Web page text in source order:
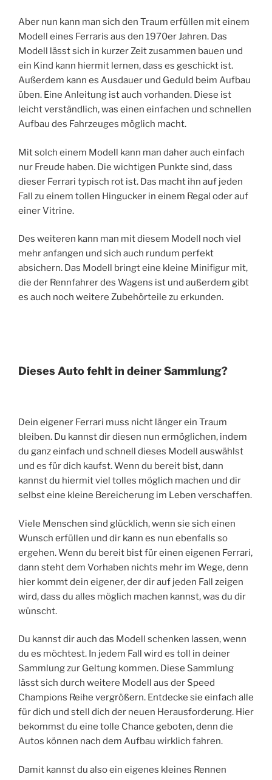
Aber nun kann man sich den Traum erfüllen mit einem
Modell eines Ferraris aus den 1970er Jahren. Das
Modell lässt sich in kurzer Zeit zusammen bauen und
ein Kind kann hiermit lernen, dass es geschickt ist.
Außerdem kann es Ausdauer und Geduld beim Aufbau
üben. Eine Anleitung ist auch vorhanden. Diese ist
leicht verständlich, was einen einfachen und schnellen
Aufbau des Fahrzeuges möglich macht.
Mit solch einem Modell kann man daher auch einfach
nur Freude haben. Die wichtigen Punkte sind, dass
dieser Ferrari typisch rot ist. Das macht ihn auf jeden
Fall zu einem tollen Hingucker in einem Regal oder auf
einer Vitrine.
Des weiteren kann man mit diesem Modell noch viel
mehr anfangen und sich auch rundum perfekt
absichern. Das Modell bringt eine kleine Minifigur mit,
die der Rennfahrer des Wagens ist und außerdem gibt
es auch noch weitere Zubehörteile zu erkunden.
Dieses Auto fehlt in deiner Sammlung?
Dein eigener Ferrari muss nicht länger ein Traum
bleiben. Du kannst dir diesen nun ermöglichen, indem
du ganz einfach und schnell dieses Modell auswählst
und es für dich kaufst. Wenn du bereit bist, dann
kannst du hiermit viel tolles möglich machen und dir
selbst eine kleine Bereicherung im Leben verschaffen.
Viele Menschen sind glücklich, wenn sie sich einen
Wunsch erfüllen und dir kann es nun ebenfalls so
ergehen. Wenn du bereit bist für einen eigenen Ferrari,
dann steht dem Vorhaben nichts mehr im Wege, denn
hier kommt dein eigener, der dir auf jeden Fall zeigen
wird, dass du alles möglich machen kannst, was du dir
wünscht.
Du kannst dir auch das Modell schenken lassen, wenn
du es möchtest. In jedem Fall wird es toll in deiner
Sammlung zur Geltung kommen. Diese Sammlung
lässt sich durch weitere Modell aus der Speed
Champions Reihe vergrößern. Entdecke sie einfach alle
für dich und stell dich der neuen Herausforderung. Hier
bekommst du eine tolle Chance geboten, denn die
Autos können nach dem Aufbau wirklich fahren.
Damit kannst du also ein eigenes kleines Rennen